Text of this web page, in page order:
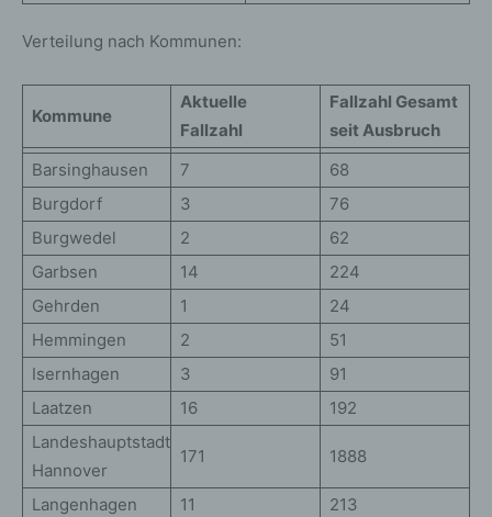
Verteilung nach Kommunen:
Kommune
Aktuelle
Fallzahl
Fallzahl Gesamt
seit Ausbruch
Barsinghausen
7
68
Burgdorf
3
76
Burgwedel
2
62
Garbsen
14
224
Gehrden
1
24
Hemmingen
2
51
Isernhagen
3
91
Laatzen
16
192
Landeshauptstadt
Hannover
171 1888
Langenhagen 11
213